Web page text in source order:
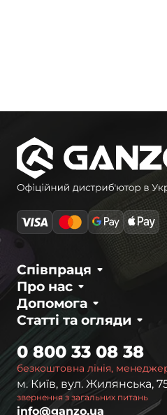
Про нас
Співпраця
Статті та огляди
Допомога
безкоштовна лінія,
0 800 33 08 38
м. Київ, вул. Жилянська,
звернення з загальних питань
info@ganzo.ua